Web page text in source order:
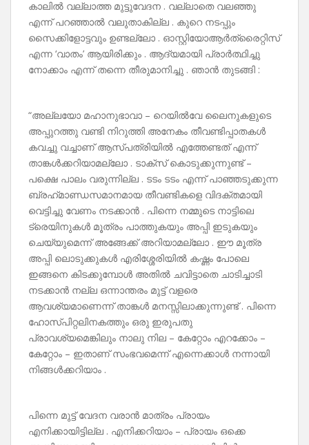
കാലിൽ വല്ലാത്ത മുട്ടുവേദന . വല്ലാതെ വലഞ്ഞു
എന്ന് പറഞ്ഞാൽ വലുതാകില്ല . കുറെ നടപ്പും
സൈക്കിളോട്ടവും ഉണ്ടല്ലോ . ഓസ്റ്റിയോആർത്രൈറ്റിസ്‌
എന്ന ‘വാതം’ ആയിരിക്കും . ആദ്യമായി പ്രാർത്ഥിച്ചു
നോക്കാം എന്ന് തന്നെ തീരുമാനിച്ചു . ഞാൻ തുടങ്ങി :
“അല്ലയോ മഹാനുഭാവാ – റെയിൽവേ ലൈനുകളുടെ
അപ്പുറത്തു വണ്ടി നിറുത്തി അനേകം തീവണ്ടിപ്പാതകൾ
കവച്ചു വച്ചാണ് ആസ്പത്രിയിൽ എത്തേണ്ടത് എന്ന്
താങ്കൾക്കറിയാമല്ലോ . ടാക്‌സ് കൊടുക്കുന്നുണ്ട് –
പക്ഷെ പാലം വരുന്നില്ല . ടടം ടടം എന്ന് പാഞ്ഞടുക്കുന്ന
ബ്രഹ്‌മാണ്ഡസമാനമായ തീവണ്ടികളെ വിദക്തമായി
വെട്ടിച്ചു വേണം നടക്കാൻ . പിന്നെ നമ്മുടെ നാട്ടിലെ
ട്രെയിനുകൾ മൂത്രം പാത്തുകയും അപ്പി ഇടുകയും
ചെയ്യുമെന്ന് അങ്ങേക്ക് അറിയാമല്ലോ . ഈ മൂത്ര
അപ്പി ലൊടുക്കുകൾ എരിശ്ശേരിയിൽ കഷ്ണം പോലെ
ഇങ്ങനെ കിടക്കുമ്പോൾ അതിൽ ചവിട്ടാതെ ചാടിച്ചാടി
നടക്കാൻ നല്ല ഒന്നാന്തരം മുട്ട് വളരെ
ആവശ്യമാണെന്ന് താങ്കൾ മനസ്സിലാക്കുന്നുണ്ട് . പിന്നെ
ഹോസ്പിറ്റലിനകത്തും ഒരു ഇരുപതു
പ്രാവശ്യമെങ്കിലും നാലു നില – കേറ്റോം എറക്കോം –
കേറ്റോം – ഇതാണ് സംഭവമെന്ന് എന്നെക്കാൾ നന്നായി
നിങ്ങൾക്കറിയാം .
പിന്നെ മുട്ട് വേദന വരാൻ മാത്രം പ്രായം
എനിക്കായിട്ടില്ല . എനിക്കറിയാം – പ്രായം ഒക്കെ